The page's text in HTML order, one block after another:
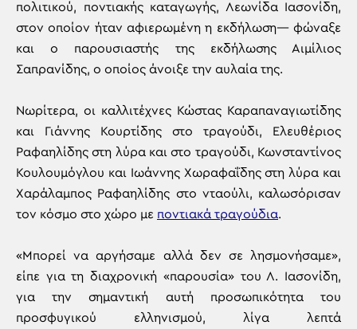
πολιτικού, ποντιακής καταγωγής, Λεωνίδα Ιασονίδη,
στον οποίον ήταν αφιερωμένη η εκδήλωση— φώναξε
και ο παρουσιαστής της εκδήλωσης Αιμίλιος
Σαπρανίδης, ο οποίος άνοιξε την αυλαία της.
Νωρίτερα, οι καλλιτέχνες Κώστας Καραπαναγιωτίδης
και Γιάννης Κουρτίδης στο τραγούδι, Ελευθέριος
Ραφαηλίδης στη λύρα και στο τραγούδι, Κωνσταντίνος
Κουλουμόγλου και Ιωάννης Χωραφαΐδης στη λύρα και
Χαράλαμπος Ραφαηλίδης στο νταούλι, καλωσόρισαν
τον κόσμο στο χώρο με ποντιακά τραγούδια.
«Μπορεί να αργήσαμε αλλά δεν σε λησμονήσαμε»,
είπε για τη διαχρονική «παρουσία» του Λ. Ιασονίδη,
για την σημαντική αυτή προσωπικότητα του
προσφυγικού ελληνισμού, λίγα λεπτά